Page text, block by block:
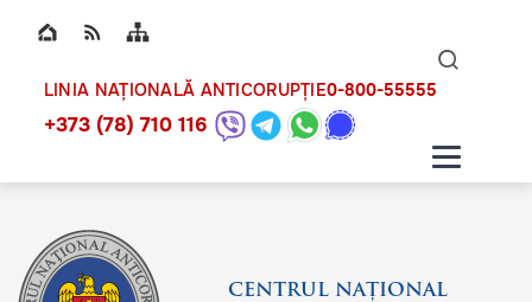
Top bar navigation
LINIA NAȚIONALĂ ANTICORUPȚIE0-800-55555
+373 (78) 710 116
CENTRUL NAȚIONAL